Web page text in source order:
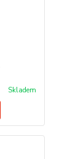
Skladem